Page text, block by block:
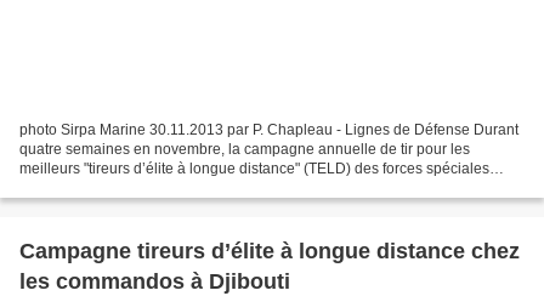
photo Sirpa Marine 30.11.2013 par P. Chapleau - Lignes de Défense Durant
quatre semaines en novembre, la campagne annuelle de tir pour les
meilleurs "tireurs d’élite à longue distance" (TELD) des forces spéciales
Campagne tireurs d’élite à longue distance chez
les commandos à Djibouti